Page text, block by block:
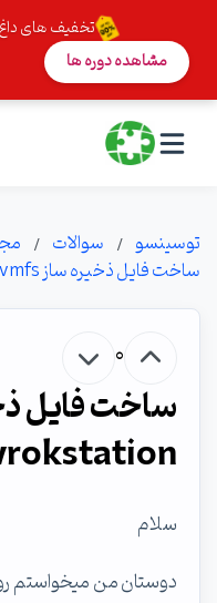
تخفیف های داغ
مشاهده دوره ها
توسینسو سوالات
ساخت فایل ذخیره ساز vmfs در vmware wrokstation
0
سلام